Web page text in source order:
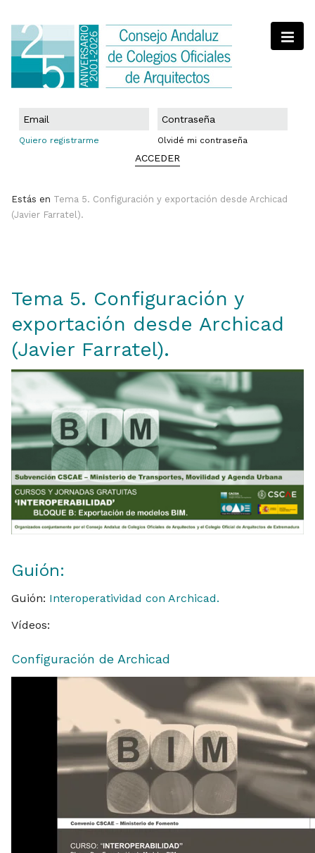
Quiero registrarme Olvidé mi contraseña
ACCEDER
Estás en Tema 5. Configuración y exportación desde Archicad
(Javier Farratel).
Tema 5. Configuración y
exportación desde Archicad
(Javier Farratel).
Guión:
Guión: Interoperatividad con Archicad.
Vídeos:
Configuración de Archicad